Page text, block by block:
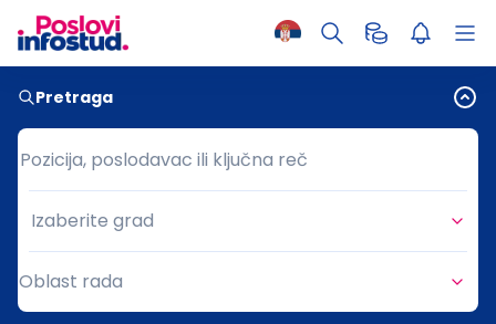
Pretraga
Pozicija, poslodavac ili ključna reč
Pozicija, poslodavac ili ključna reč
Grad
Izaberite grad
Oblast rada